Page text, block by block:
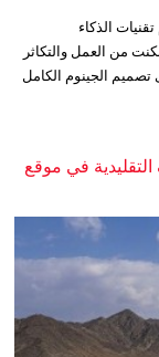
الذكاء
من العمل والتكاثر
الجينوم الكامل
في موقع